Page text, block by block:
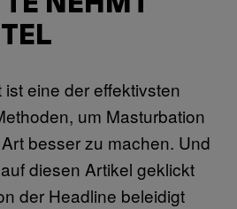
eine der effektivsten
um Masturbation
besser zu machen. Und
diesen Artikel geklickt
der Headline beleidigt